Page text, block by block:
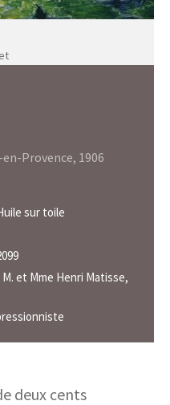
Provence, 1906
sur toile
et Mme Henri Matisse,
deux cents